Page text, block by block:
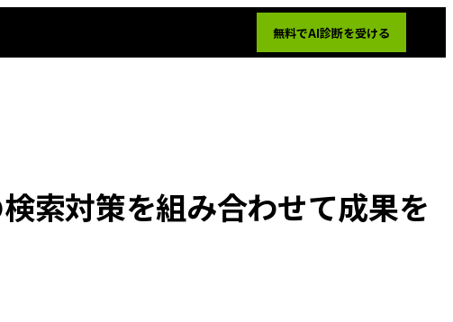
無料でAI診断を受ける
索対策を組み合わせて成果を